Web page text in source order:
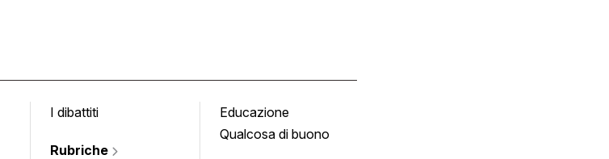
I dibattiti
Rubriche
Educazione
Qualcosa di buono